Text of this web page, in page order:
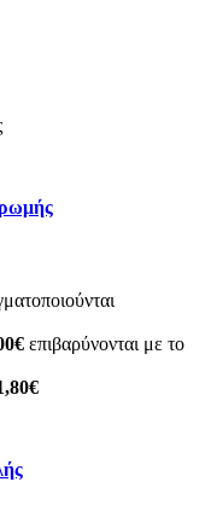
επιβαρύνονται με το